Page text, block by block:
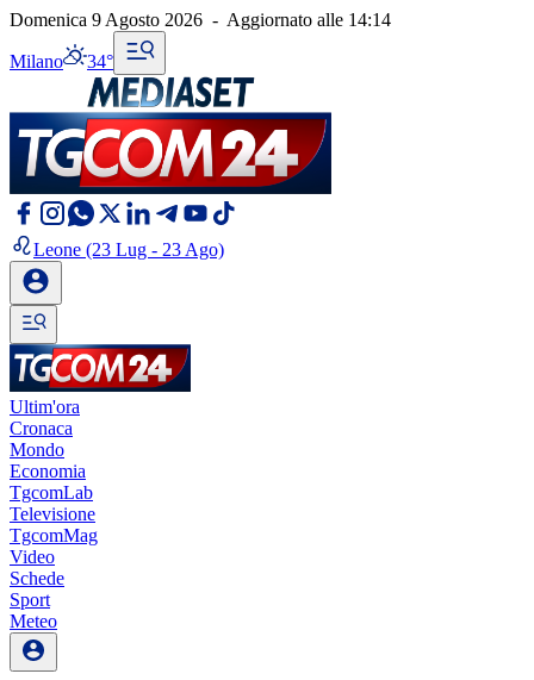
Domenica 9 Agosto 2026 - Aggiornato alle 14:14
Milano 34°
Leone (23 Lug - 23 Ago)
Ultim'ora
Cronaca
Mondo
Economia
TgcomLab
Televisione
TgcomMag
Video
Schede
Sport
Meteo